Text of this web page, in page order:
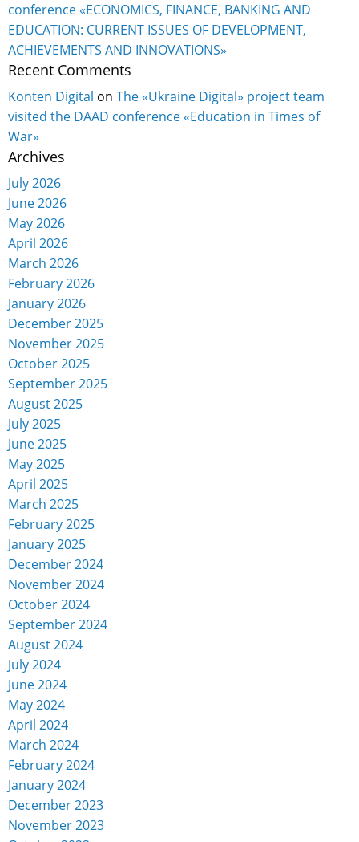
conference «ECONOMICS, FINANCE, BANKING AND
EDUCATION: CURRENT ISSUES OF DEVELOPMENT,
ACHIEVEMENTS AND INNOVATIONS»
Recent Comments
Konten Digital on The «Ukraine Digital» project team
visited the DAAD conference «Education in Times of
War»
Archives
July 2026
June 2026
May 2026
April 2026
March 2026
February 2026
January 2026
December 2025
November 2025
October 2025
September 2025
August 2025
July 2025
June 2025
May 2025
April 2025
March 2025
February 2025
January 2025
December 2024
November 2024
October 2024
September 2024
August 2024
July 2024
June 2024
May 2024
April 2024
March 2024
February 2024
January 2024
December 2023
November 2023